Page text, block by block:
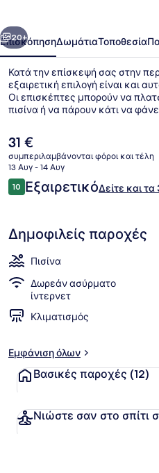
Επόμενο
20+
ΕπισκόπησηΔωμάτιαΤοποθεσία
Κατά την επίσκεψή σας στην
εξαιρετική επιλογή είναι και
Οι επισκέπτες μπορούν να
πισίνα ή να πάρουν κάτι να
Η
τρέχουσα
τιμή
είναι
31 €
31 €
συμπεριλαμβάνονται φόροι και τέλη
13 Αυγ - 14 Αυγ
Σχόλια
1010 στα 10
ΕξαιρετικόΔείτε και τα
Δημοφιλείς παροχές
Πισίνα
Δωρεάν ασύρματο
ίντερνετ
Κλιματισμός
Εμφάνιση όλων
Βασικές παροχές (12)
Νιώστε σαν στο σπίτι